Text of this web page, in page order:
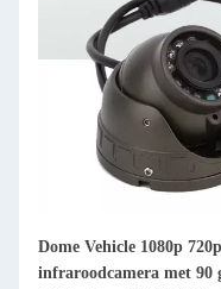
Dome Vehicle 1080p 720p
infraroodcamera met 90